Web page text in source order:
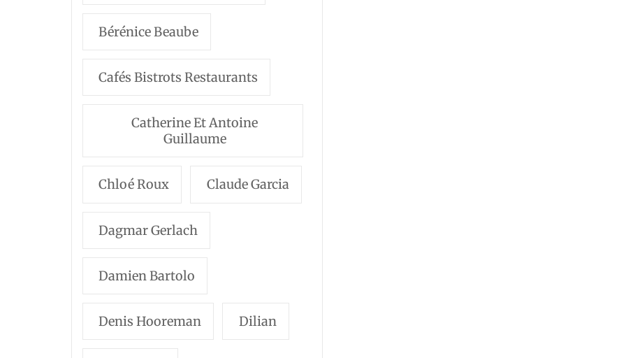
Bérénice Beaube
Cafés Bistrots Restaurants
Catherine Et Antoine
Guillaume
Chloé Roux Claude Garcia
Dagmar Gerlach
Damien Bartolo
Denis Hooreman Dilian